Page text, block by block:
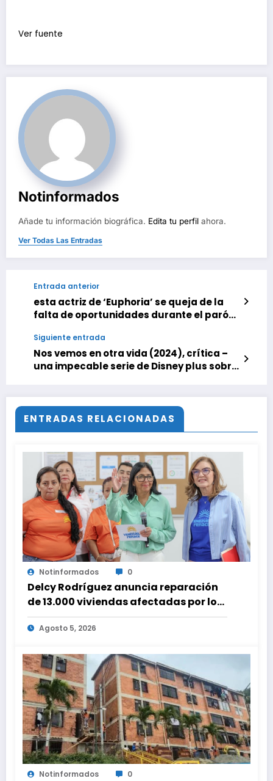
Ver fuente
Notinformados
Añade tu información biográfica. Edita tu perfil ahora.
Ver Todas Las Entradas
Entrada anterior
esta actriz de ‘Euphoria’ se queja de la
falta de oportunidades durante el parón
Siguiente entrada
Nos vemos en otra vida (2024), crítica –
una impecable serie de Disney plus sobre
ENTRADAS RELACIONADAS
Notinformados 0
Delcy Rodríguez anuncia reparación
de 13.000 viviendas afectadas por los
terremotos
Agosto 5, 2026
Notinformados 0